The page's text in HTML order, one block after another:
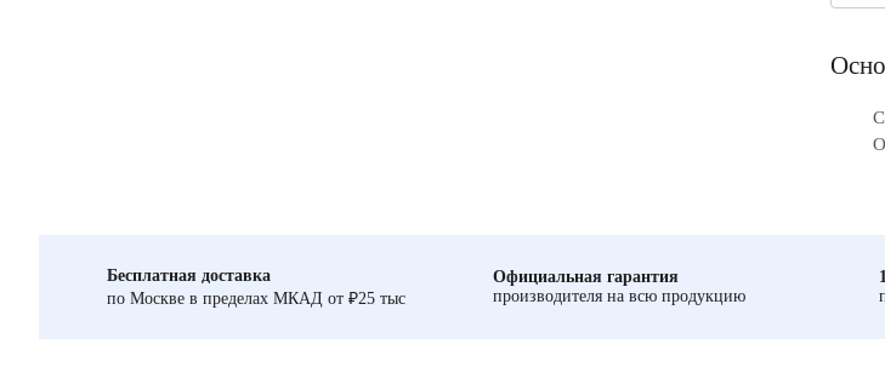
Бесплатная доставка
по Москве в пределах МКАД от ₽25 тыс
Официальная гарантия
производителя на всю продукцию